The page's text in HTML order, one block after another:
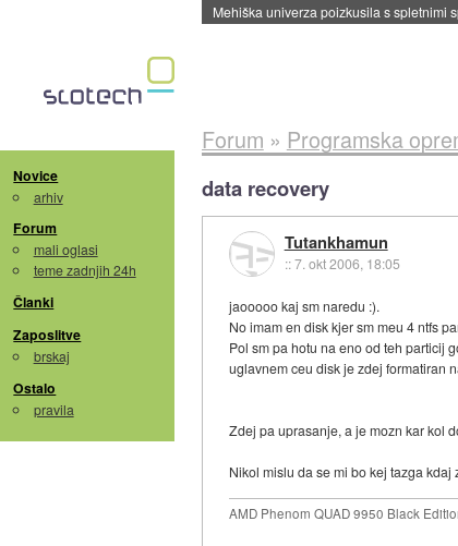
Novice
arhiv
Forum
mali oglasi
teme zadnjih 24h
Članki
Zaposlitve
brskaj
Ostalo
pravila
Forum » Programska
data recovery
Tutankhamun
::7. okt 2006, 18:05
jaooooo kaj sm naredu :).
No imam en disk kjer sm meu 4 ntfs
Pol sm pa hotu na eno od teh particij
uglavnem ceu disk je zdej formatiran
Zdej pa uprasanje, a je mozn kar kol
Nikol mislu da se mi bo kej tazga
AMD Phenom QUAD 9950 Black